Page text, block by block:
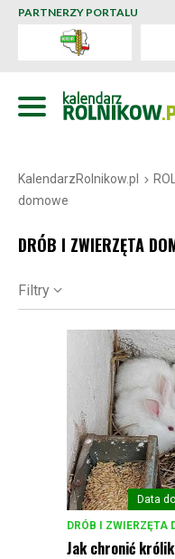
PARTNERZY PORTALU
KalendarzRolnikow.pl
domowe
DRÓB I ZWIERZĘTA
Filtry
DRÓB I ZWIERZĘTA
Data
Jak chronić